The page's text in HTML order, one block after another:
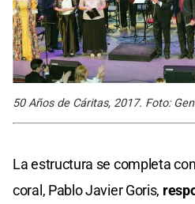
50 Años de Cáritas, 2017. Foto:
La estructura se completa
coral, Pablo Javier Goris,